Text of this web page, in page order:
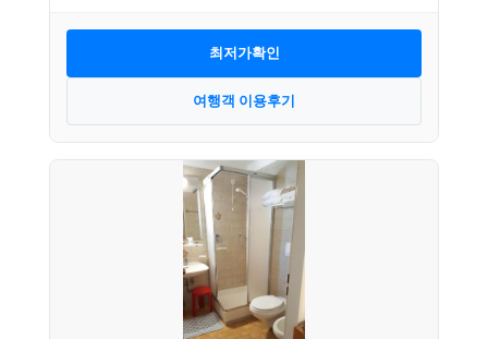
최저가확인
여행객 이용후기